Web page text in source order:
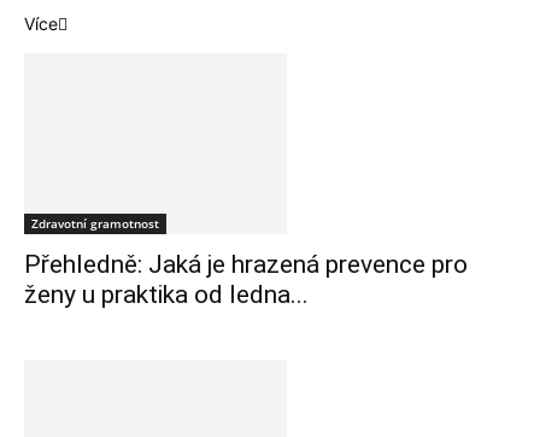
Více
Zdravotní gramotnost
Přehledně: Jaká je hrazená prevence pro
ženy u praktika od ledna...